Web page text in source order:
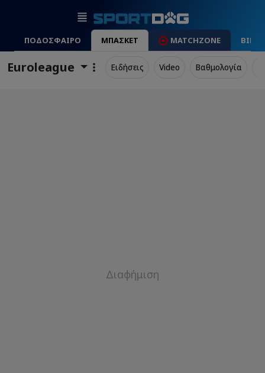
ΠΟΔΟΣΦΑΙΡΟ ΜΠΑΣΚΕΤ MATCHZONE
Euroleague Ειδήσεις Video Βαθμολογία